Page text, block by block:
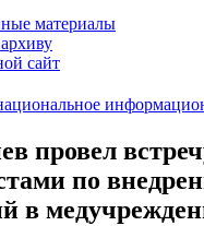
материалы
сайт
провел
по
в